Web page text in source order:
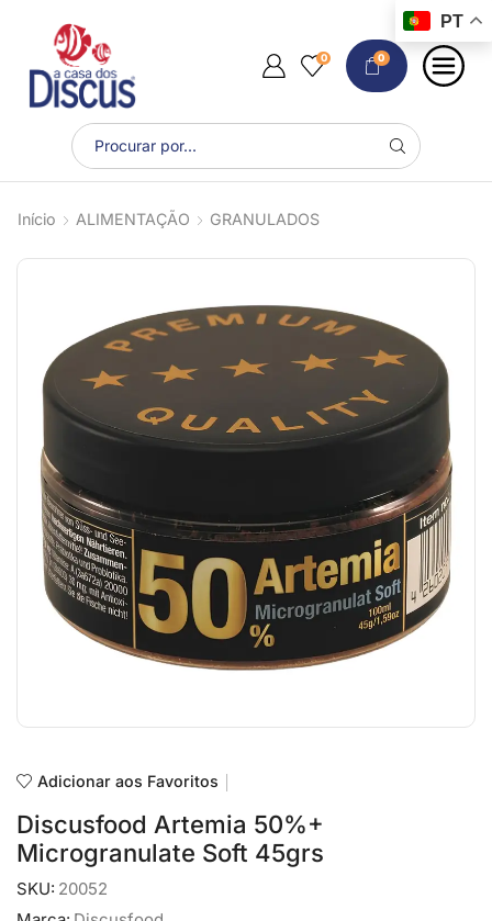
0 0
Início ALIMENTAÇÃO GRANULADOS
Adicionar aos Favoritos
Discusfood Artemia 50%+
Microgranulate Soft 45grs
SKU: 20052
PT